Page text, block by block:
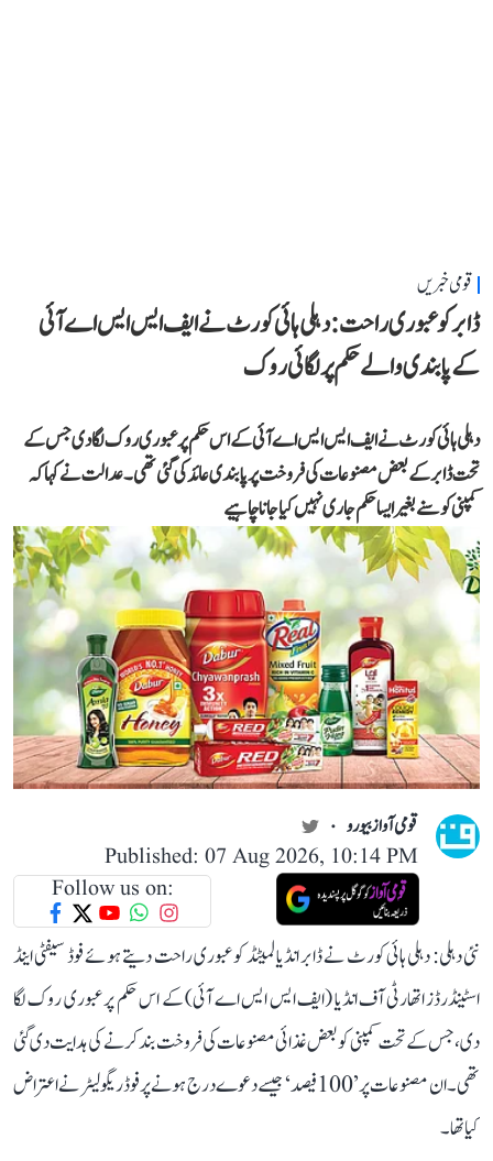
قومی خبریں
ڈابر کو عبوری راحت: دہلی ہائی کورٹ نے ایف ایس ایس اے آئی
کے پابندی والے حکم پر لگائی روک
دہلی ہائی کورٹ نے ایف ایس ایس اے آئی کے اس حکم پر عبوری روک لگا دی جس کے
تحت ڈابر کے بعض مصنوعات کی فروخت پر پابندی عائد کی گئی تھی۔ عدالت نے کہا کہ
کمپنی کو سنے بغیر ایسا حکم جاری نہیں کیا جانا چاہیے
قومی آواز بیورو
Published: 07 Aug 2026, 10:14 PM
Follow us on:
نئی دہلی: دہلی ہائی کورٹ نے ڈابر انڈیا لمیٹڈ کو عبوری راحت دیتے ہوئے فوڈ سیفٹی اینڈ
اسٹینڈرڈز اتھارٹی آف انڈیا (ایف ایس ایس اے آئی) کے اس حکم پر عبوری روک لگا
دی، جس کے تحت کمپنی کو بعض غذائی مصنوعات کی فروخت بند کرنے کی ہدایت دی گئی
تھی۔ ان مصنوعات پر ’100 فیصد‘ جیسے دعوے درج ہونے پر فوڈ ریگولیٹر نے اعتراض
کیا تھا۔